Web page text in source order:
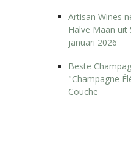
Artisan Wines
Halve Maan uit
januari 2026
Beste
"Champagne
Couche